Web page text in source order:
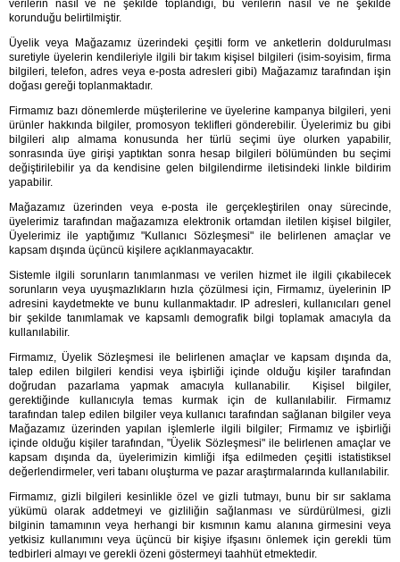
verilerin nasıl ve ne şekilde toplandığı, bu verilerin nasıl ve ne şekilde
korunduğu belirtilmiştir.
Üyelik veya
Mağazamız üzerindeki çeşitli form ve anketlerin doldurulması
suretiyle üyelerin kendileriyle ilgili bir takım kişisel bilgileri (isim-soyisim, firma
bilgileri, telefon, adres veya e-posta adresleri gibi) Mağazamız tarafından işin
doğası gereği toplanmaktadır.
Firmamız bazı dönemlerde müşterilerine ve üyelerine kampanya bilgileri, yeni
ürünler hakkında bilgiler, promosyon teklifleri gönderebilir. Üyelerimiz bu gibi
bilgileri alıp almama konusunda her türlü seçimi üye olurken yapabilir,
sonrasında üye girişi yaptıktan sonra hesap bilgileri bölümünden bu seçimi
değiştirilebilir ya da kendisine gelen bilgilendirme iletisindeki linkle bildirim
yapabilir.
Mağazamız üzerinden veya e-posta ile gerçekleştirilen onay sürecinde,
üyelerimiz tarafından mağazamıza elektronik ortamdan iletilen kişisel bilgiler,
Üyelerimiz ile yaptığımız "Kullanıcı Sözleşmesi" ile belirlenen amaçlar ve
kapsam dışında üçüncü kişilere açıklanmayacaktır.
Sistemle ilgili sorunların tanımlanması ve verilen hizmet ile ilgili çıkabilecek
sorunların veya uyuşmazlıkların hızla çözülmesi için, Firmamız, üyelerinin IP
adresini kaydetmekte ve bunu kullanmaktadır. IP adresleri, kullanıcıları genel
bir şekilde tanımlamak ve kapsamlı demografik bilgi toplamak amacıyla da
kullanılabilir.
Firmamız, Üyelik Sözleşmesi ile belirlenen amaçlar ve kapsam dışında da,
talep edilen bilgileri kendisi veya işbirliği içinde olduğu kişiler tarafından
doğrudan pazarlama yapmak amacıyla kullanabilir.  Kişisel bilgiler,
gerektiğinde kullanıcıyla temas kurmak için de kullanılabilir.
Mağazamız üzerinden yapılan işlemlerle ilgili bilgiler; Firmamız ve işbirliği
içinde olduğu kişiler tarafından, "Üyelik Sözleşmesi" ile belirlenen amaçlar ve
kapsam dışında da, üyelerimizin kimliği ifşa edilmeden çeşitli istatistiksel
değerlendirmeler, veri tabanı oluşturma ve pazar araştırmalarında kullanılabilir.
Firmamız, gizli bilgileri kesinlikle özel ve gizli tutmayı, bunu bir sır saklama
yükümü olarak addetmeyi ve gizliliğin sağlanması ve sürdürülmesi, gizli
bilginin tamamının veya herhangi bir kısmının kamu alanına girmesini veya
yetkisiz kullanımını veya üçüncü bir kişiye ifşasını önlemek için gerekli tüm
tedbirleri almayı ve gerekli özeni göstermeyi taahhüt etmektedir.